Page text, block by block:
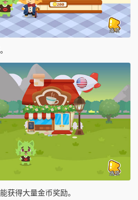
获得大量金币奖励。